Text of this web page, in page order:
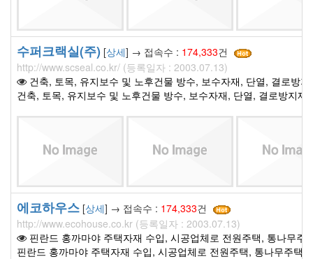
수퍼크랙실(주) [상세] → 접속수 : 174,333건
http://www.scseal.co.kr/ (등록일자 : 2003.07.13)
건축, 토목, 유지보수 및 노후건물 방수, 보수자재, 단열, 결로방
건축, 토목, 유지보수 및 노후건물 방수, 보수자재, 단열, 결로방지제
에코하우스 [상세] → 접속수 : 174,333건
http://www.ecohouse.co.kr (등록일자 : 2003.07.13)
핀란드 홍까마야 주택자재 수입, 시공업체로 전원주택, 통나무주
핀란드 홍까마야 주택자재 수입, 시공업체로 전원주택, 통나무주택